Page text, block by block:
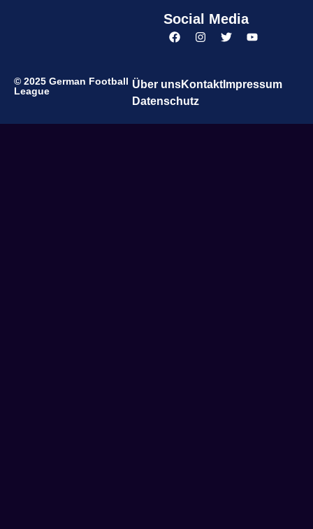
Social Media
© 2025 German Football
League
Über unsKontaktImpressum
Datenschutz